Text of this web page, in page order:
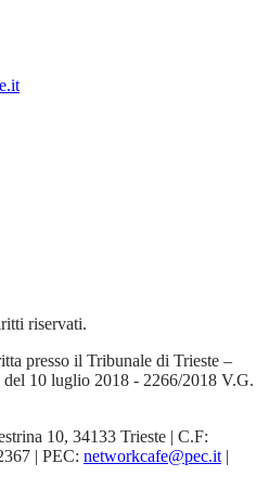
riservati.
presso il Tribunale di Trieste –
10 luglio 2018 - 2266/2018 V.G.
10, 34133 Trieste | C.F:
| PEC: networkcafe@pec.it |